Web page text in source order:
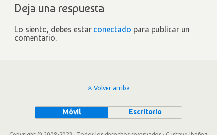
Deja una respuesta
Lo siento, debes estar conectado para publicar un
comentario.
Volver arriba
Móvil Escritorio